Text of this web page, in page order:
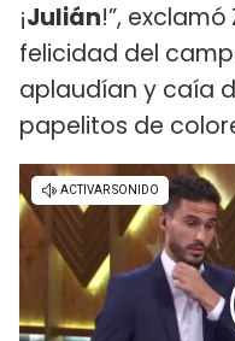
¡Julián!”, exclamó
felicidad del
aplaudían y caía
papelitos de